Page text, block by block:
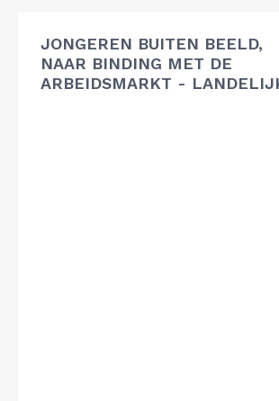
JONGEREN BUITEN BEELD,
NAAR BINDING MET DE
ARBEIDSMARKT -